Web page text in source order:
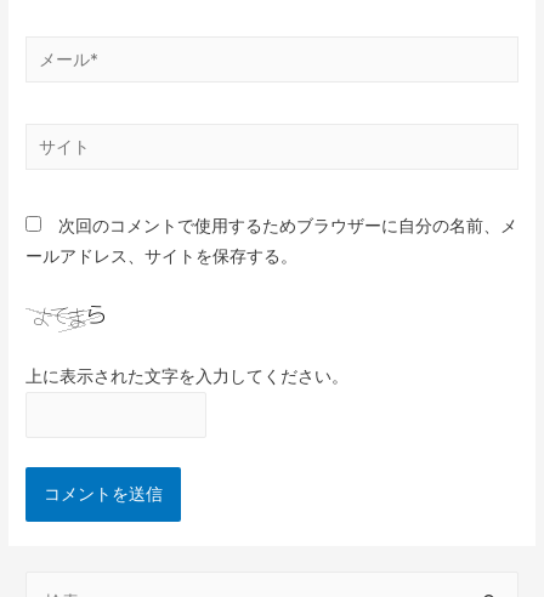
次回のコメントで使用するためブラウザーに自分の名前、メ
ールアドレス、サイトを保存する。
上に表示された文字を入力してください。